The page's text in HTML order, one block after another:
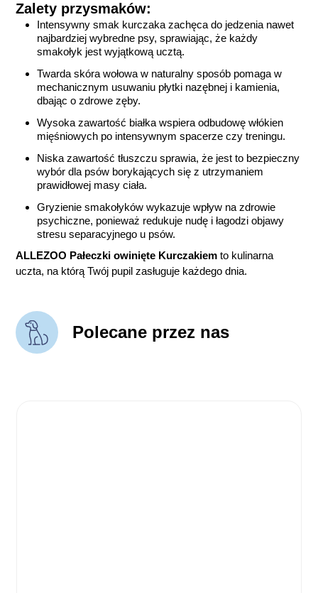
Zalety przysmaków:
Intensywny smak kurczaka zachęca do jedzenia nawet
najbardziej wybredne psy, sprawiając, że każdy
smakołyk jest wyjątkową ucztą.
Twarda skóra wołowa w naturalny sposób pomaga w
mechanicznym usuwaniu płytki nazębnej i kamienia,
dbając o zdrowe zęby.
Wysoka zawartość białka wspiera odbudowę włókien
mięśniowych po intensywnym spacerze czy treningu.
Niska zawartość tłuszczu sprawia, że jest to bezpieczny
wybór dla psów borykających się z utrzymaniem
prawidłowej masy ciała.
Gryzienie smakołyków wykazuje wpływ na zdrowie
psychiczne, ponieważ redukuje nudę i łagodzi objawy
stresu separacyjnego u psów.
ALLEZOO Pałeczki owinięte Kurczakiem to kulinarna
uczta, na którą Twój pupil zasługuje każdego dnia.
Polecane przez nas